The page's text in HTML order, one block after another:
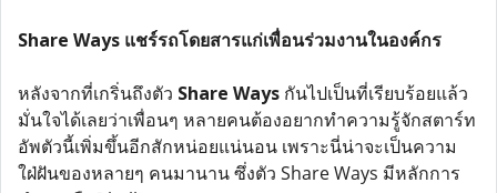
Share Ways แชร์รถโดยสารแก่เพื่อนร่วมงานในองค์กร
หลังจากที่เกริ่นถึงตัว Share Ways กันไปเป็นที่เรียบร้อยแล้ว
มั่นใจได้เลยว่าเพื่อนๆ หลายคนต้องอยากทำความรู้จักสตาร์ท
อัพตัวนี้เพิ่มขึ้นอีกสักหน่อยแน่นอน เพราะนี่น่าจะเป็นความ
ใฝ่ฝันของหลายๆ คนมานาน ซึ่งตัว Share Ways มีหลักการ